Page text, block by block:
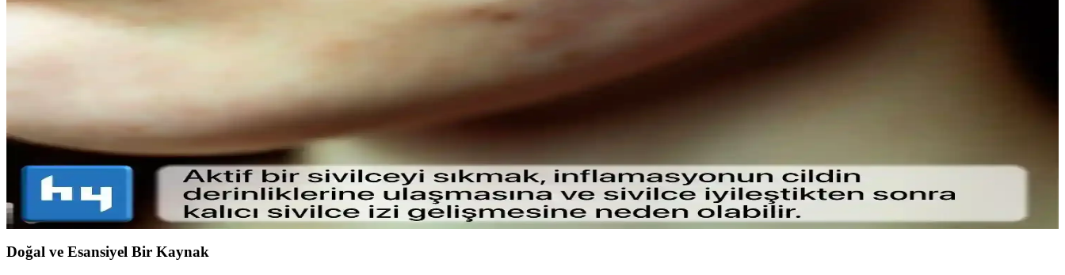
Doğal ağız bakım macunları, bitkisel özler ve antiseptik maddelerle diş ve diş eti sağlığını koruyan güvenli alternatifler sunar, kimyasal içeriklere göre avantaj sağlar.
Doğal Görünüm İçin En İyi Hafif Maskara Seçenekleri ve Kullanım İpuçları
Doğal görünümlü maskaralar, hafif ve su bazlı formülleriyle günlük kullanımda kirpiklere hacim ve uzunluk kazandırır, doğal kıvrımı korur. İnce fırçalar ve doğru uygulama teknikleriyle gözlerinize doğal
Lykd Makyaj Sabitleyici Sprey: Gün Boyu Tazelik ve Doğal Görünüm Sağlayan Hafif Formül
Lykd makyaj sabitleyici spreyi, hafif yapısı ve yüksek performansıyla makyajın gün boyunca taze ve doğal kalmasını sağlar, ferahlatıcı etkisiyle konfor sunar.
Sivilce Tedavi Yöntemleri: Doğal ve Medikal Yaklaşımlarla Cilt Bakımı
Sivilce tedavisinde doğal ve medikal yöntemleri, dikkat edilmesi gerekenleri ve cilt sağlığını koruma yollarını öğrenin.
Doğal ve Esansiyel Bir Kaynak